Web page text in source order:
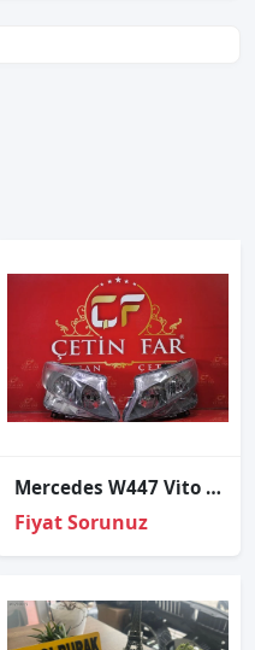
Mercedes W447 Vi̇to Halojen Sağ Sol Far Sıfır 2014-2017
Fiyat Sorunuz